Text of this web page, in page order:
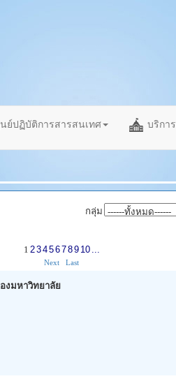
ย์ปฏิบัติการสารสนเทศ บริการ
กลุ่ม
1 23456789 10 ...
Next Last
งมหาวิทยาลัย